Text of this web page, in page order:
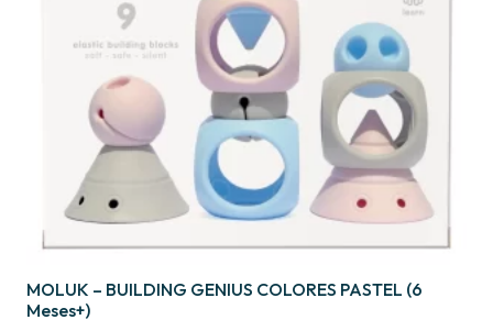
MOLUK – BUILDING GENIUS COLORES PASTEL (6
Meses+)